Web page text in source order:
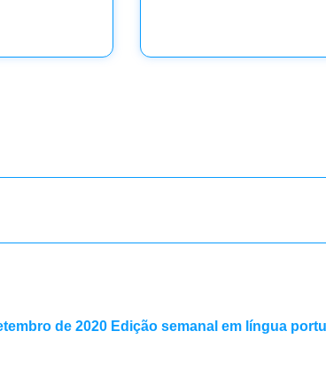
de 2020 Edição semanal em língua